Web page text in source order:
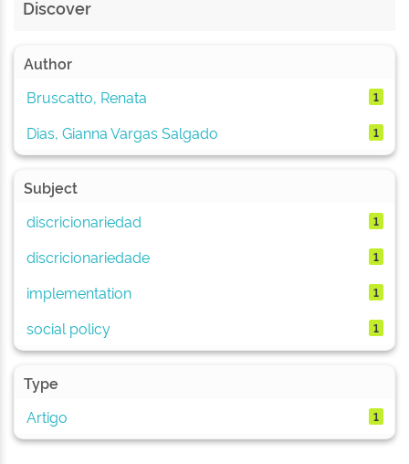
Discover
Author
Bruscatto, Renata
1
Dias, Gianna Vargas Salgado 1
Subject
discricionariedad
1
discricionariedade 1
implementation 1
social policy 1
Type
Artigo
1